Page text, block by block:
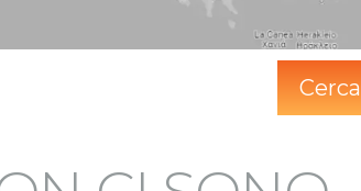
Cerca